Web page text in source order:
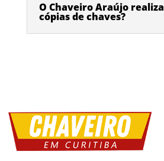
O Chaveiro Araújo realiza
cópias de chaves?